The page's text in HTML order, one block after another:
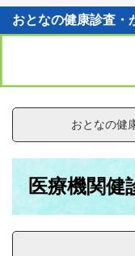
おとなの健康診査・
おとなの健
医療機関健